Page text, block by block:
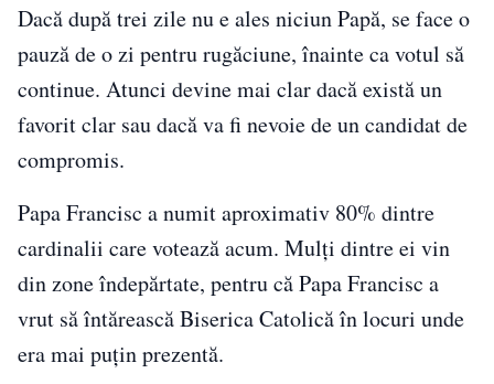
Dacă după trei zile nu e ales niciun Papă, se face o
pauză de o zi pentru rugăciune, înainte ca votul să
continue. Atunci devine mai clar dacă există un
favorit clar sau dacă va fi nevoie de un candidat de
compromis.
Papa Francisc a numit aproximativ 80% dintre
cardinalii care votează acum. Mulți dintre ei vin
din zone îndepărtate, pentru că Papa Francisc a
vrut să întărească Biserica Catolică în locuri unde
era mai puțin prezentă.